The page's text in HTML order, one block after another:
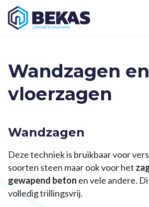
Wandzagen en
vloerzagen
Wandzagen
Deze techniek is bruikbaar voor
soorten steen maar ook voor het
gewapend beton en vele andere.
volledig trillingsvrij.